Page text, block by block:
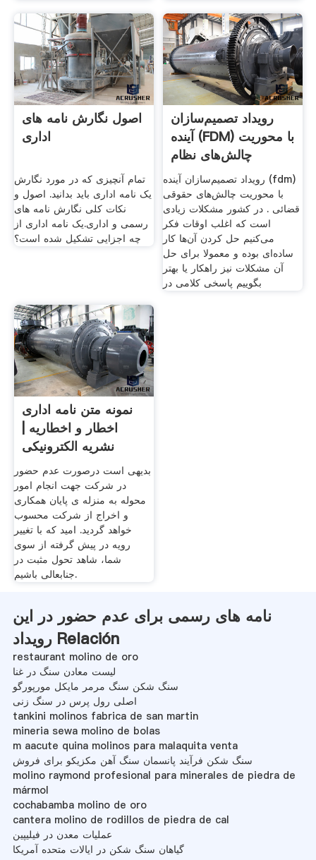
اصول نگارش نامه های
اداری
تمام آنچیزی که در مورد نگارش
یک نامه اداری باید بدانید. اصول و
نکات کلی نگارش نامه های
رسمی و اداری.یک نامه اداری از
چه اجزایی تشکیل شده است؟
رویداد تصمیم‌سازان
آینده (FDM) با محوریت
چالش‌های نظام
رویداد تصمیم‌سازان آینده (fdm)
با محوریت چالش‌های حقوقی
قضائی . در کشور مشکلات زیادی
است که اغلب اوقات فکر
می‌کنیم حل کردن آن‌ها کار
ساده‌ای بوده و معمولا برای حل
آن مشکلات نیز راهکار یا بهتر
بگوییم پاسخی کلامی در
نمونه متن نامه اداری
اخطار و اخطاریه |
نشریه الکترونیکی
بدیهی است درصورت عدم حضور
در شرکت جهت انجام امور
محوله به منزله ی پایان همکاری
و اخراج از شرکت محسوب
خواهد گردید. امید که با تغییر
رویه در پیش گرفته از سوی
شما، شاهد تحول مثبت در
جنابعالی باشیم.
نامه های رسمی برای عدم حضور در این
رویداد Relación
restaurant molino de oro
لیست معادن سنگ در غنا
سنگ شکن سنگ مرمر مایکل مورپورگو
اصلی رول پرس در سنگ زنی
tankini molinos fabrica de san martin
mineria sewa molino de bolas
m aacute quina molinos para malaquita venta
سنگ شکن فرآیند پانسمان سنگ آهن مکزیکو برای فروش
molino raymond profesional para minerales de piedra de
mármol
cochabamba molino de oro
cantera molino de rodillos de piedra de cal
عملیات معدن در فیلیپین
گیاهان سنگ شکن در ایالات متحده آمریکا